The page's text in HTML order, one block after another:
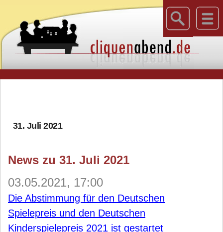
31. Juli 2021
News zu 31. Juli 2021
03.05.2021, 17:00
Die Abstimmung für den Deutschen
Spielepreis und den Deutschen
Kinderspielepreis 2021 ist gestartet